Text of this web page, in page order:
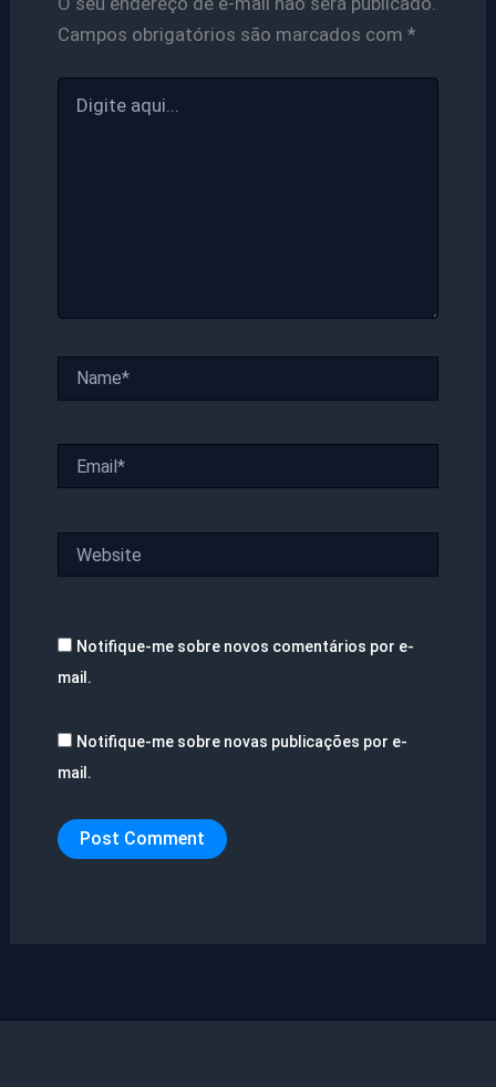
Campos obrigatórios são marcados com *
aqui...
Notifique-me sobre novos comentários por e-
mail.
Notifique-me sobre novas publicações por e-
mail.